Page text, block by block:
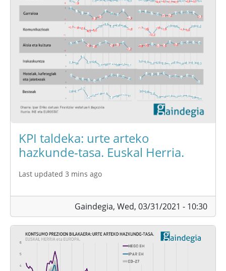
KPI taldeka: urte arteko
hazkunde-tasa. Euskal Herria.
Last updated 3 mins ago
Gaindegia, Wed, 03/31/2021 - 10:30